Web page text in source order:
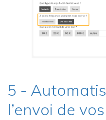
5 -
l’envoi de